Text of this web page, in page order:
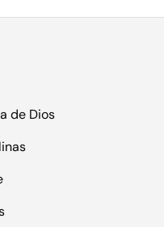
de Dios